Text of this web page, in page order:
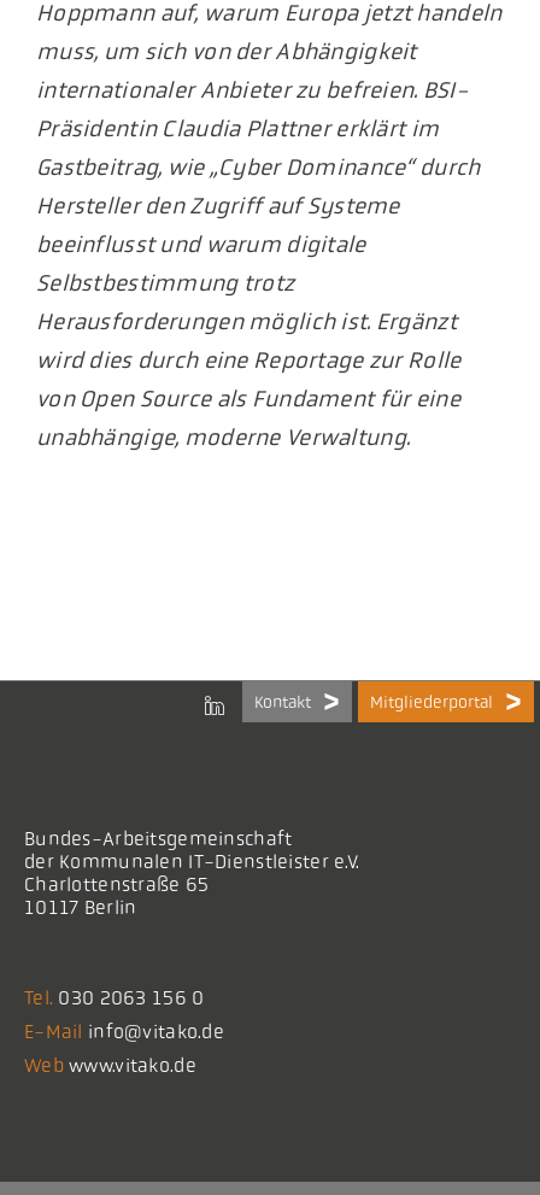
Hoppmann auf, warum Europa jetzt handeln
muss, um sich von der Abhängigkeit
internationaler Anbieter zu befreien. BSI-
Präsidentin Claudia Plattner erklärt im
Gastbeitrag, wie „Cyber Dominance“ durch
Hersteller den Zugriff auf Systeme
beeinflusst und warum digitale
Selbstbestimmung trotz
Herausforderungen möglich ist. Ergänzt
wird dies durch eine Reportage zur Rolle
von Open Source als Fundament für eine
unabhängige, moderne Verwaltung.
Kontakt Mitgliederportal
Bundes-Arbeitsgemeinschaft
der Kommunalen IT-Dienstleister e.V.
Charlottenstraße 65
10117 Berlin
Tel. 030 2063 156 0
E-Mail info@vitako.de
Webwww.vitako.de